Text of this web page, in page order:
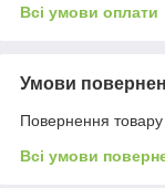
Всі умови оплати
Умови
Повернення
Всі умови